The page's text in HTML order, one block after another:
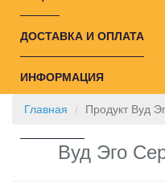
ДОСТАВКА И ОПЛАТА
ИНФОРМАЦИЯ
Главная Продукт Вуд
Вуд Эго